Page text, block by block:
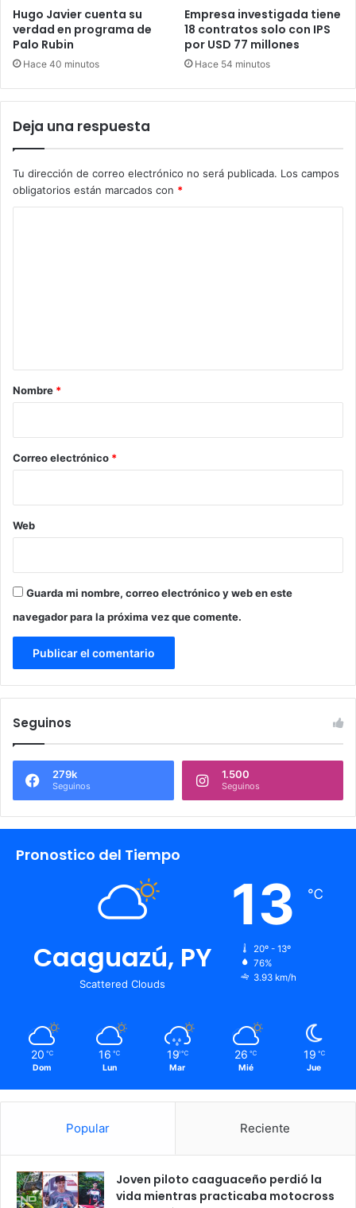
Hugo Javier cuenta su
verdad en programa de
Palo Rubin
Hace 40 minutos
Empresa investigada tiene
18 contratos solo con IPS
por USD 77 millones
Hace 54 minutos
Deja una respuesta
Tu dirección de correo electrónico no será publicada. Los campos
obligatorios están marcados con *
r
*
Nombre *
Correo electrónico *
Web
Guarda mi nombre, correo electrónico y web en este
navegador para la próxima vez que comente.
Seguinos
279k
Seguinos
1.500
Seguinos
Pronostico del Tiempo
Caaguazú, PY
Scattered Clouds
13 ℃
20º - 13º
76%
3.93 km/h
20 ℃
Dom
16 ℃
Lun
19 ℃
Mar
26 ℃
Mié
19 ℃
Jue
Popular Reciente
Joven piloto caaguaceño perdió la
vida mientras practicaba motocross